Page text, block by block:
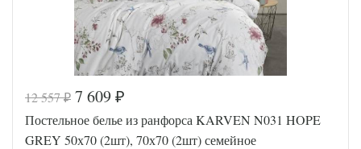
12 557₽ 7 609 ₽
Постельное белье из ранфорса KARVEN N031 HOPE
GREY 50х70 (2шт), 70х70 (2шт) семейное